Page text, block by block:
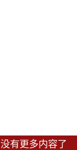
没有更多内容了